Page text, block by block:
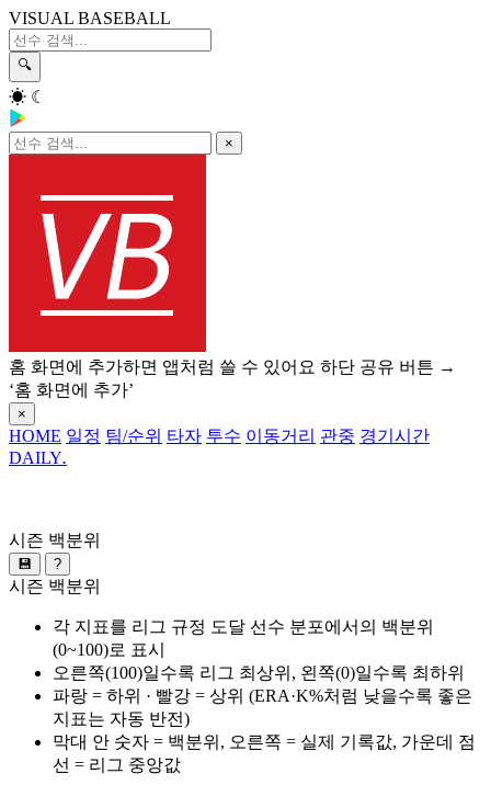
VISUAL BASEBALL
🔍
☀ ☾
×
홈 화면에 추가하면 앱처럼 쓸 수 있어요 하단 공유 버튼 →
‘홈 화면에 추가’
×
HOME 일정 팀/순위 타자 투수 이동거리 관중 경기시간
DAILY.
시즌 백분위
💾 ?
시즌 백분위
각 지표를 리그 규정 도달 선수 분포에서의 백분위
(0~100)로 표시
오른쪽(100)일수록 리그 최상위, 왼쪽(0)일수록 최하위
파랑 = 하위 · 빨강 = 상위 (ERA·K%처럼 낮을수록 좋은
지표는 자동 반전)
막대 안 숫자 = 백분위, 오른쪽 = 실제 기록값, 가운데 점
선 = 리그 중앙값